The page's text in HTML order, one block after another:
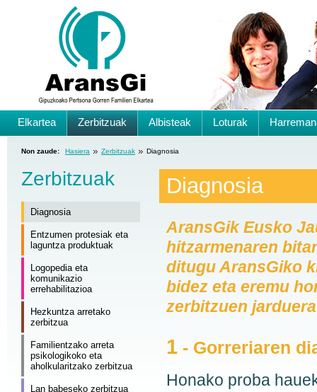
Non zaude: Hasiera Zerbitzuak Diagnosia
Zerbitzuak Diagnosia
AransGik Eusko
hitzarmenaren
ditugu AransGiko
bidez eta eremu
zerbitzuen
1 - Gorreriaren
Honako proba
Diagnosia
Entzumen protesiak eta
laguntza produktuak
Logopedia eta
komunikazio
errehabilitazioa
Hezkuntza arretako
zerbitzua
Familientzako arreta
psikologikoko eta
aholkularitzako zerbitzua
Lan babeseko zerbitzua
Elkartea Zerbitzuak Albisteak Loturak